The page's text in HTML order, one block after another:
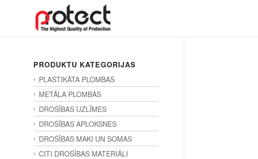
PRODUKTU KATEGORIJAS
PLASTIKĀTA PLOMBAS
METĀLA PLOMBAS
DROŠĪBAS UZLĪMES
DROŠĪBAS APLOKSNES
DROŠĪBAS MAKI UN SOMAS
CITI DROŠĪBAS MATERIĀLI